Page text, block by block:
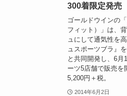
300着限定発売
ゴールドウインの
フィット）」は、
ュにして通気性を
ュスポーツブラ』
と共同開発し、6月
ーツ5店舗で販売を
5,200円＋税。
2014年6月2日